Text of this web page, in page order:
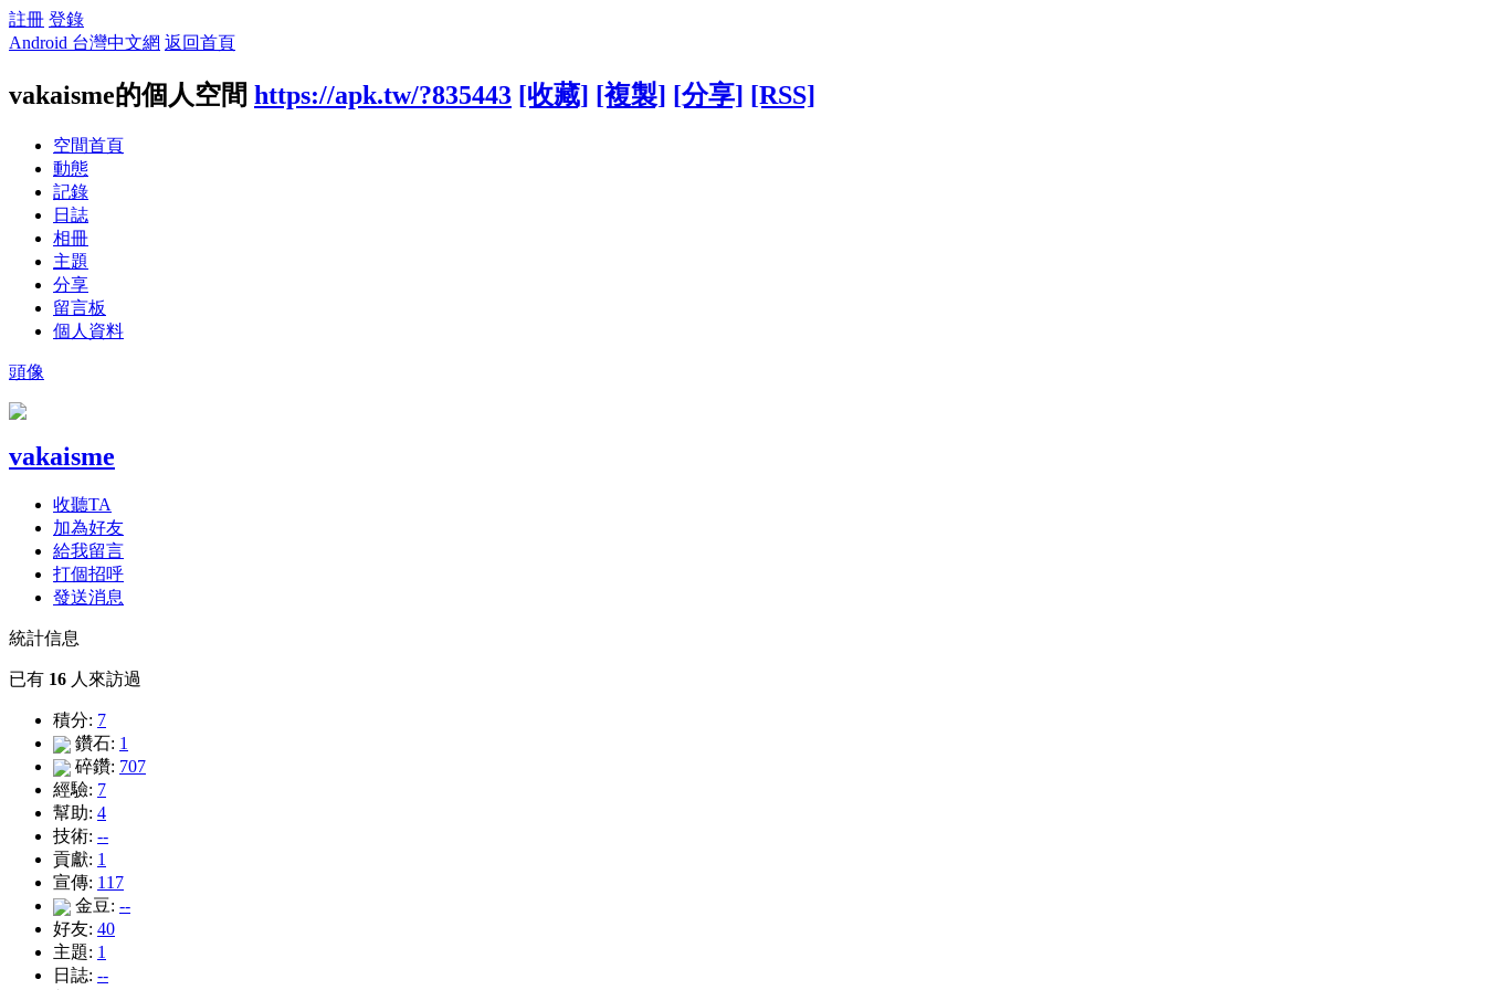
註冊 登錄
Android 台灣中文網 返回首頁
vakaisme的個人空間 https://apk.tw/?835443 [收藏] [複製] [分享] [RSS]
空間首頁
動態
記錄
日誌
相冊
主題
分享
留言板
個人資料
頭像
vakaisme
收聽TA
加為好友
給我留言
打個招呼
發送消息
統計信息
已有 16 人來訪過
積分: 7
鑽石: 1
碎鑽: 707
經驗: 7
幫助: 4
技術: --
貢獻: 1
宣傳: 117
金豆: --
好友: 40
主題: 1
日誌: --